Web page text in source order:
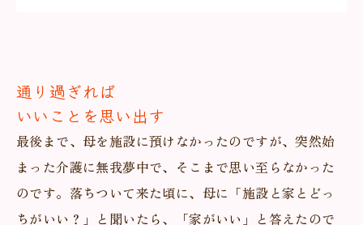
通り過ぎれば
いいことを思い出す
最後まで、母を施設に預けなかったのですが、突然始
まった介護に無我夢中で、そこまで思い至らなかった
のです。落ちついて来た頃に、母に「施設と家とどっ
ちがいい？」と聞いたら、「家がいい」と答えたので